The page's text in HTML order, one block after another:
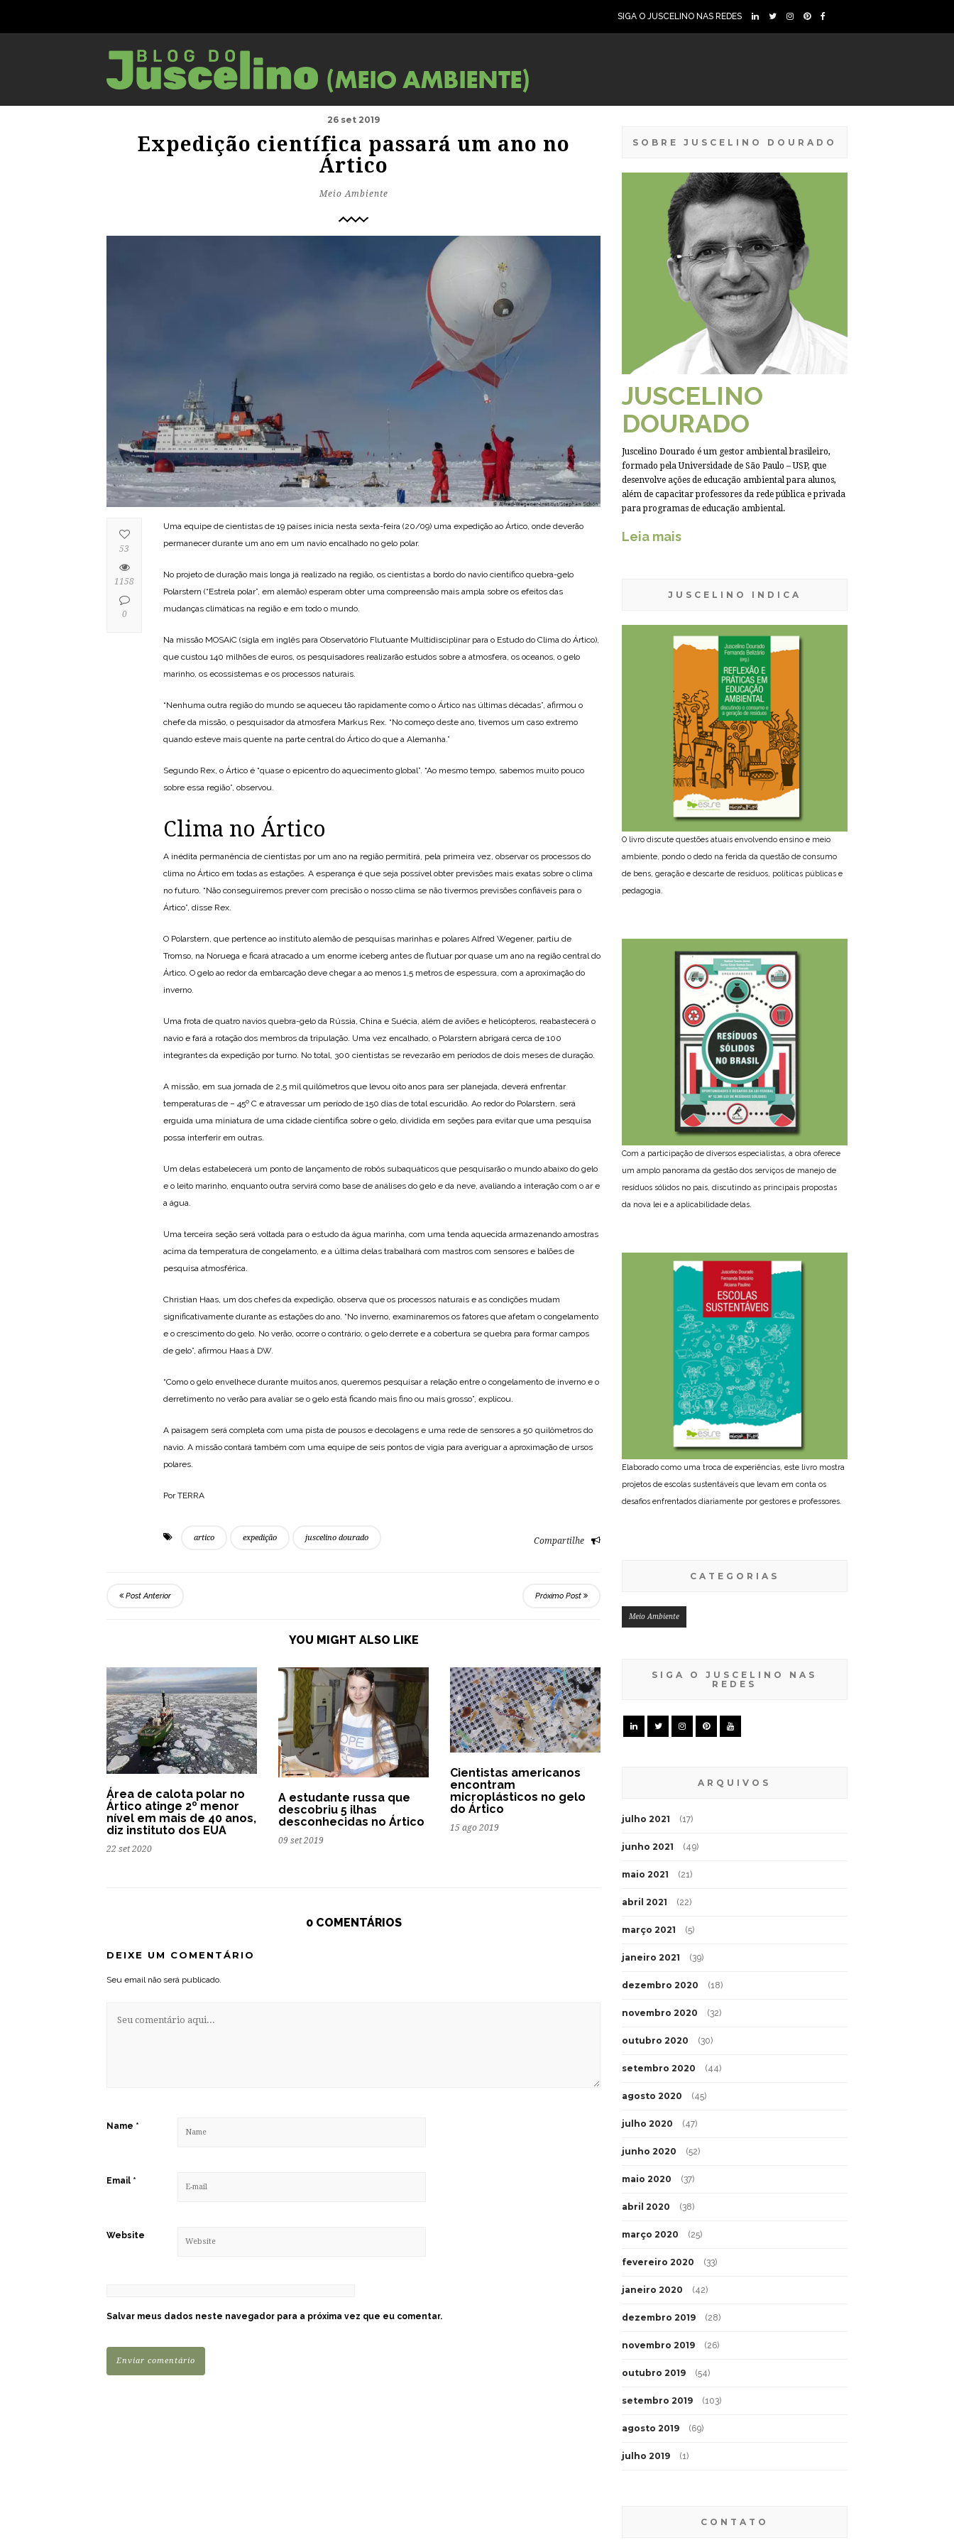
SIGA O JUSCELINO NAS REDES
26 set 2019
Expedição científica passará um ano no
Ártico
Meio Ambiente
Uma equipe de cientistas de 19 países inicia nesta sexta-feira (20/09) uma expedição ao Ártico, onde deverão
permanecer durante um ano em um navio encalhado no gelo polar.
No projeto de duração mais longa já realizado na região, os cientistas a bordo do navio científico quebra-gelo
Polarstern (“Estrela polar”, em alemão) esperam obter uma compreensão mais ampla sobre os efeitos das
mudanças climáticas na região e em todo o mundo.
Na missão MOSAiC (sigla em inglês para Observatório Flutuante Multidisciplinar para o Estudo do Clima do Ártico),
que custou 140 milhões de euros, os pesquisadores realizarão estudos sobre a atmosfera, os oceanos, o gelo
marinho, os ecossistemas e os processos naturais.
“Nenhuma outra região do mundo se aqueceu tão rapidamente como o Ártico nas últimas décadas”, afirmou o
chefe da missão, o pesquisador da atmosfera Markus Rex. “No começo deste ano, tivemos um caso extremo
quando esteve mais quente na parte central do Ártico do que a Alemanha.”
Segundo Rex, o Ártico é “quase o epicentro do aquecimento global”. “Ao mesmo tempo, sabemos muito pouco
sobre essa região”, observou.
Clima no Ártico
A inédita permanência de cientistas por um ano na região permitirá, pela primeira vez, observar os processos do
clima no Ártico em todas as estações. A esperança é que seja possível obter previsões mais exatas sobre o clima
no futuro. “Não conseguiremos prever com precisão o nosso clima se não tivermos previsões confiáveis para o
Ártico”, disse Rex.
O Polarstern, que pertence ao instituto alemão de pesquisas marinhas e polares Alfred Wegener, partiu de
Tromso, na Noruega e ficará atracado a um enorme iceberg antes de flutuar por quase um ano na região central do
Ártico. O gelo ao redor da embarcação deve chegar a ao menos 1,5 metros de espessura, com a aproximação do
inverno.
Uma frota de quatro navios quebra-gelo da Rússia, China e Suécia, além de aviões e helicópteros, reabastecerá o
navio e fará a rotação dos membros da tripulação. Uma vez encalhado, o Polarstern abrigará cerca de 100
integrantes da expedição por turno. No total, 300 cientistas se revezarão em períodos de dois meses de duração.
A missão, em sua jornada de 2,5 mil quilômetros que levou oito anos para ser planejada, deverá enfrentar
temperaturas de – 45º C e atravessar um período de 150 dias de total escuridão. Ao redor do Polarstern, será
erguida uma miniatura de uma cidade científica sobre o gelo, dividida em seções para evitar que uma pesquisa
possa interferir em outras.
Um delas estabelecerá um ponto de lançamento de robôs subaquáticos que pesquisarão o mundo abaixo do gelo
e o leito marinho, enquanto outra servirá como base de análises do gelo e da neve, avaliando a interação com o ar e
a água.
Uma terceira seção será voltada para o estudo da água marinha, com uma tenda aquecida armazenando amostras
acima da temperatura de congelamento, e a última delas trabalhará com mastros com sensores e balões de
pesquisa atmosférica.
Christian Haas, um dos chefes da expedição, observa que os processos naturais e as condições mudam
significativamente durante as estações do ano. “No inverno, examinaremos os fatores que afetam o congelamento
e o crescimento do gelo. No verão, ocorre o contrário; o gelo derrete e a cobertura se quebra para formar campos
de gelo”, afirmou Haas à DW.
“Como o gelo envelhece durante muitos anos, queremos pesquisar a relação entre o congelamento de inverno e o
derretimento no verão para avaliar se o gelo está ficando mais fino ou mais grosso”, explicou.
A paisagem será completa com uma pista de pousos e decolagens e uma rede de sensores a 50 quilômetros do
navio. A missão contará também com uma equipe de seis pontos de vigia para averiguar a aproximação de ursos
polares.
Por TERRA
artico expedição juscelino dourado Compartilhe
53
1158
0
Post Anterior Próximo Post
YOU MIGHT ALSO LIKE
Área de calota polar no
Ártico atinge 2º menor
nível em mais de 40 anos,
diz instituto dos EUA
22 set 2020
A estudante russa que
descobriu 5 ilhas
desconhecidas no Ártico
09 set 2019
Cientistas americanos
encontram
microplásticos no gelo
do Ártico
15 ago 2019
0 COMENTÁRIOS
DEIXE UM COMENTÁRIO
Seu email não será publicado.
Name *
Email *
Website
Salvar meus dados neste navegador para a próxima vez que eu comentar.
SOBRE JUSCELINO DOURADO
JUSCELINO
DOURADO
Juscelino Dourado é um gestor ambiental brasileiro,
formado pela Universidade de São Paulo – USP, que
desenvolve ações de educação ambiental para alunos,
além de capacitar professores da rede pública e privada
para programas de educação ambiental.
Leia mais
JUSCELINO INDICA
O livro discute questões atuais envolvendo ensino e meio
ambiente, pondo o dedo na ferida da questão de consumo
de bens, geração e descarte de resíduos, políticas públicas e
pedagogia.
Com a participação de diversos especialistas, a obra oferece
um amplo panorama da gestão dos serviços de manejo de
resíduos sólidos no país, discutindo as principais propostas
da nova lei e a aplicabilidade delas.
Elaborado como uma troca de experiências, este livro mostra
projetos de escolas sustentáveis que levam em conta os
desafios enfrentados diariamente por gestores e professores.
CATEGORIAS
Meio Ambiente
SIGA O JUSCELINO NAS
REDES
ARQUIVOS
julho 2021 (17)
junho 2021 (49)
maio 2021 (21)
abril 2021 (22)
março 2021 (5)
janeiro 2021 (39)
dezembro 2020 (18)
novembro 2020 (32)
outubro 2020 (30)
setembro 2020 (44)
agosto 2020 (45)
julho 2020 (47)
junho 2020 (52)
maio 2020 (37)
abril 2020 (38)
março 2020 (25)
fevereiro 2020 (33)
janeiro 2020 (42)
dezembro 2019 (28)
novembro 2019 (26)
outubro 2019 (54)
setembro 2019 (103)
agosto 2019 (69)
julho 2019 (1)
CONTATO